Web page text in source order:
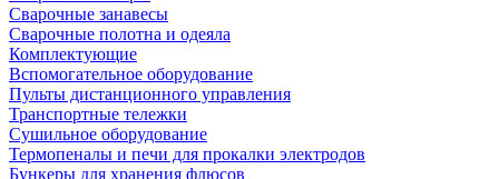
Сварочные занавесы
Сварочные полотна и одеяла
Комплектующие
Вспомогательное оборудование
Пульты дистанционного управления
Транспортные тележки
Сушильное оборудование
Термопеналы и печи для прокалки электродов
Бункеры для хранения флюсов